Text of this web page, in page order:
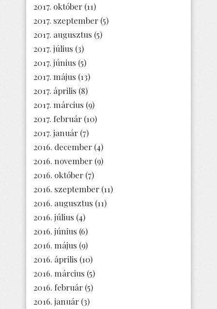
2017. október (11)
2017. szeptember (5)
2017. augusztus (5)
2017. július (3)
2017. június (5)
2017. május (13)
2017. április (8)
2017. március (9)
2017. február (10)
2017. január (7)
2016. december (4)
2016. november (9)
2016. október (7)
2016. szeptember (11)
2016. augusztus (11)
2016. július (4)
2016. június (6)
2016. május (9)
2016. április (10)
2016. március (5)
2016. február (5)
2016. január (3)